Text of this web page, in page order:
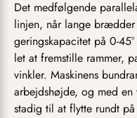
Det medfølgende
linjen, når lange
geringskapacitet på 0-
let at fremstille rammer,
vinkler. Maskinens
arbejdshøjde, og med
stadig til at flytte rundt